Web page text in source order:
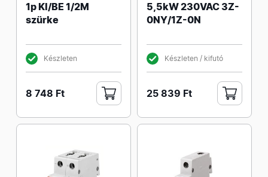
1p KI/BE 1/2M
szürke
Készleten
8 748 Ft
5,5kW 230VAC 3Z-
0NY/1Z-0N
Készleten / kifutó
25 839 Ft